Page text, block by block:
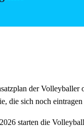
der Volleyballer
die sich noch
starten die